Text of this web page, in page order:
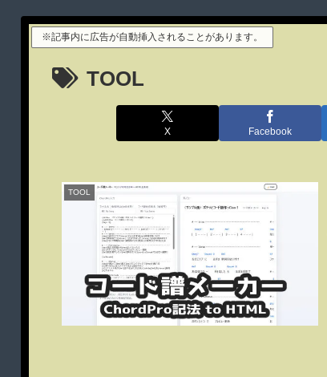
※記事内に広告が自動挿入されることがあります。
TOOL
X Facebook
TOOL